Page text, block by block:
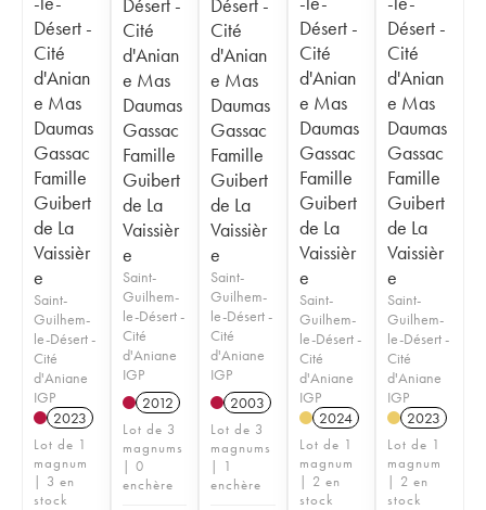
Désert -
Cité
d'Anian
e Mas
Daumas
Gassac
Famille
Guibert
de La
Vaissièr
e
Saint-
Guilhem-
le-Désert -
Cité
d'Aniane
IGP
2023
Lot de 1
magnum
| 3 en
stock
Cité
d'Anian
e Mas
Daumas
Gassac
Famille
Guibert
de La
Vaissièr
e
Saint-
Guilhem-
le-Désert -
Cité
d'Aniane
IGP
2012
Lot de 3
magnums
| 0
enchère
Cité
d'Anian
e Mas
Daumas
Gassac
Famille
Guibert
de La
Vaissièr
e
Saint-
Guilhem-
le-Désert -
Cité
d'Aniane
IGP
2003
Lot de 3
magnums
| 1
enchère
Désert -
Cité
d'Anian
e Mas
Daumas
Gassac
Famille
Guibert
de La
Vaissièr
e
Saint-
Guilhem-
le-Désert -
Cité
d'Aniane
IGP
2024
Lot de 1
magnum
| 2 en
stock
Désert -
Cité
d'Anian
e Mas
Daumas
Gassac
Famille
Guibert
de La
Vaissièr
e
Saint-
Guilhem-
le-Désert -
Cité
d'Aniane
IGP
2023
Lot de 1
magnum
| 2 en
stock